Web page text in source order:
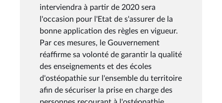
interviendra à partir de 2020 sera
l'occasion pour l'Etat de s'assurer de la
bonne application des règles en vigueur.
Par ces mesures, le Gouvernement
réaffirme sa volonté de garantir la qualité
des enseignements et des écoles
d'ostéopathie sur l'ensemble du territoire
afin de sécuriser la prise en charge des